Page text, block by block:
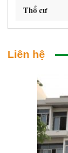
Thổ cư
Liên hệ